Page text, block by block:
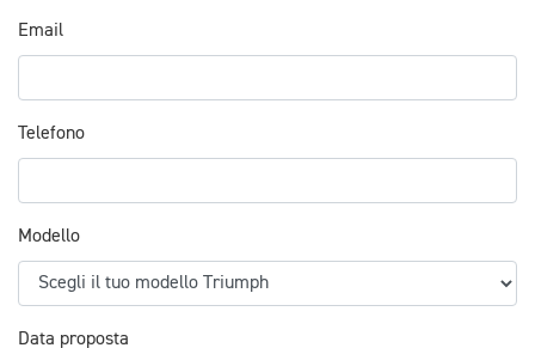
Email
Telefono
Modello
Data proposta